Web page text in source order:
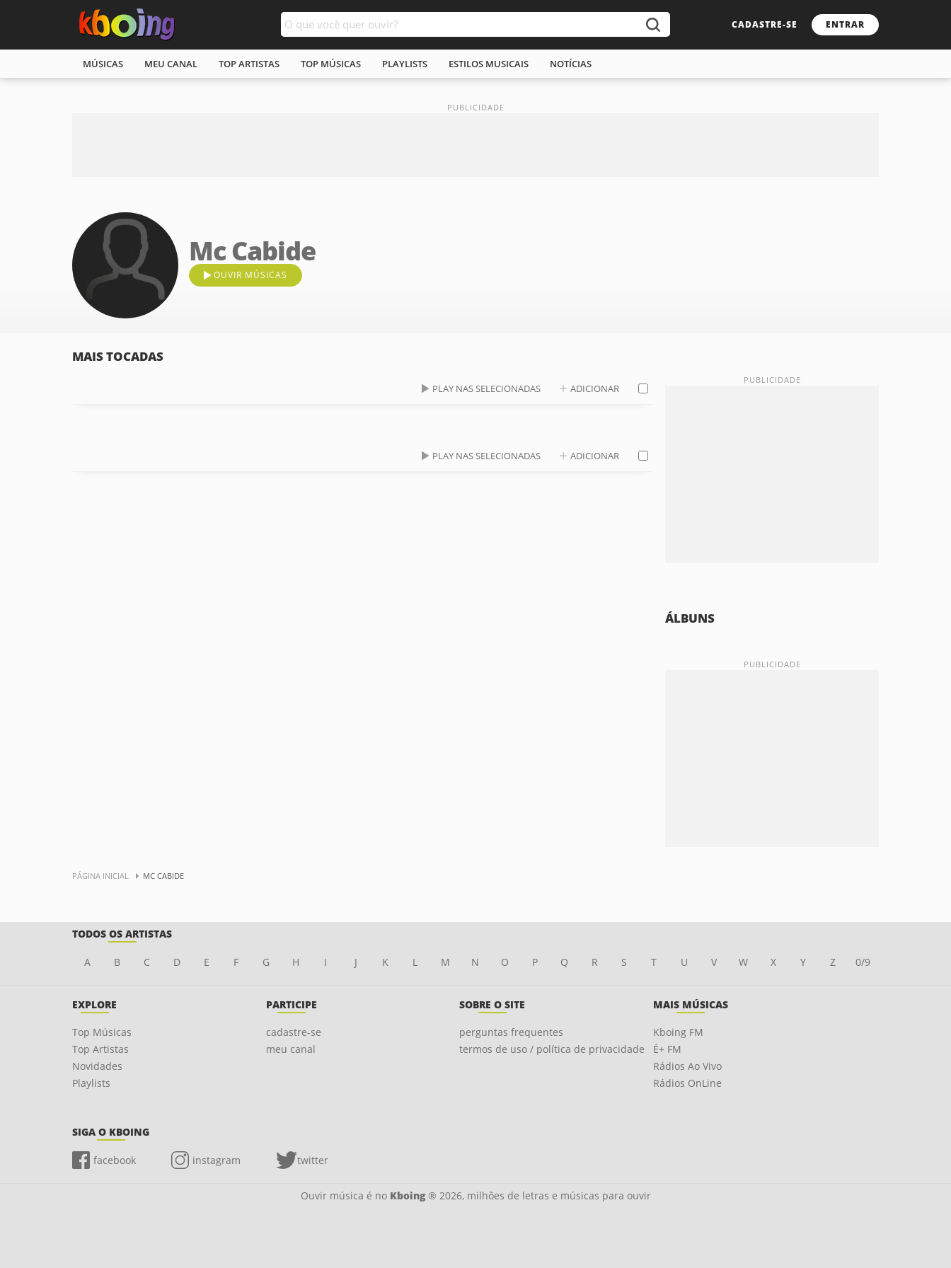
CADASTRE-SE ENTRAR
MÚSICAS MEU CANAL TOP ARTISTAS TOP MÚSICAS PLAYLISTS ESTILOS MUSICAIS NOTÍCIAS
Mc Cabide
OUVIR MÚSICAS
MAIS TOCADAS
PLAY NAS SELECIONADAS ADICIONAR
PLAY NAS SELECIONADAS ADICIONAR
ÁLBUNS
PÁGINA INICIAL MC CABIDE
TODOS OS ARTISTAS
A B C D E F G H I J K L M N O P Q R S T U V W X Y Z 0/9
EXPLORE
Top Músicas
Top Artistas
Novidades
Playlists
PARTICIPE
cadastre-se
meu canal
SOBRE O SITE
perguntas frequentes
termos de uso / política de privacidade
MAIS MÚSICAS
Kboing FM
É+ FM
Rádios Ao Vivo
Rádios OnLine
SIGA O KBOING
facebook instagram twitter
Ouvir música é no Kboing® 2026, milhões de letras e músicas para ouvir